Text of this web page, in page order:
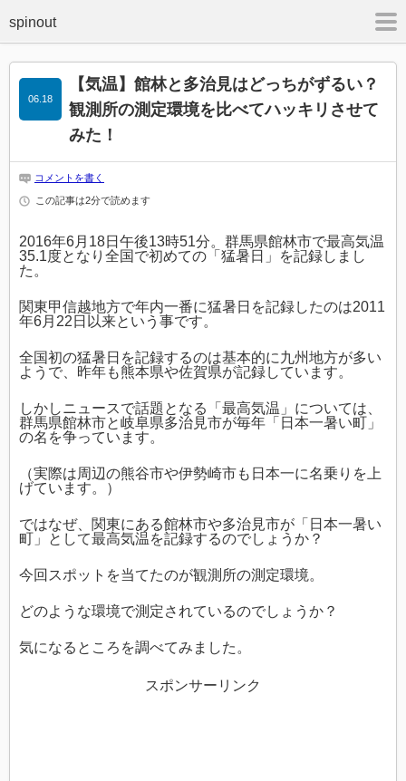
【気温】館林と多治見はどっちがずるい？
観測所の測定環境を比べてハッキリさせて
みた！
06.18
コメントを書く
この記事は2分で読めます
2016年6月18日午後13時51分。群馬県館林市で最高気温
35.1度となり全国で初めての「猛暑日」を記録しまし
た。
関東甲信越地方で年内一番に猛暑日を記録したのは2011
年6月22日以来という事です。
全国初の猛暑日を記録するのは基本的に九州地方が多い
ようで、昨年も熊本県や佐賀県が記録しています。
しかしニュースで話題となる「最高気温」については、
群馬県館林市と岐阜県多治見市が毎年「日本一暑い町」
の名を争っています。
（実際は周辺の熊谷市や伊勢崎市も日本一に名乗りを上
げています。）
ではなぜ、関東にある館林市や多治見市が「日本一暑い
町」として最高気温を記録するのでしょうか？
今回スポットを当てたのが観測所の測定環境。
どのような環境で測定されているのでしょうか？
気になるところを調べてみました。
スポンサーリンク